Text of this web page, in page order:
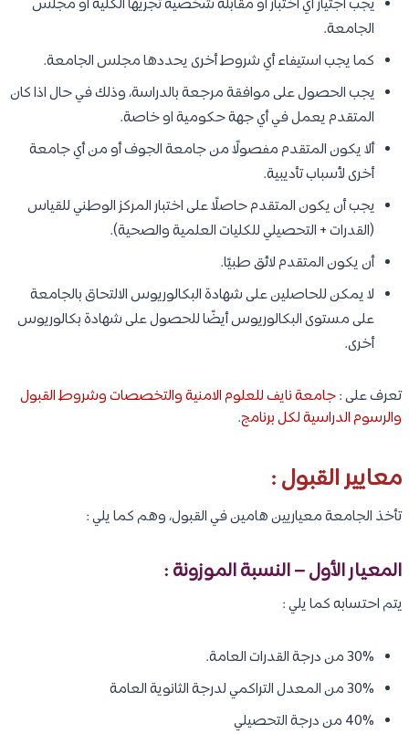
يجب اجتياز أي اختبار أو مقابلة شخصية تجريها الكلية أو مجلس
الجامعة.
كما يجب استيفاء أي شروط أخرى يحددها مجلس الجامعة.
يجب الحصول على موافقة مرجعة بالدراسة، وذلك في حال اذا كان
المتقدم يعمل في أي جهة حكومية او خاصة.
ألا يكون المتقدم مفصولًا من جامعة الجوف أو من أي جامعة
أخرى لأسباب تأديبية.
يجب أن يكون المتقدم حاصلًا على اختبار المركز الوطني للقياس
(القدرات + التحصيلي للكليات العلمية والصحية).
أن يكون المتقدم لائق طبيًا.
لا يمكن للحاصلين على شهادة البكالوريوس الالتحاق بالجامعة
على مستوى البكالوريوس أيضًا للحصول على شهادة بكالوريوس
أخرى.
تعرف على :جامعة نايف للعلوم الامنية والتخصصات وشروط القبول
والرسوم الدراسية لكل برنامج.
معايير القبول :
تأخذ الجامعة معياريين هامين في القبول، وهم كما يلي :
المعيار الأول – النسبة الموزونة :
يتم احتسابه كما يلي :
30% من درجة القدرات العامة.
30% من المعدل التراكمي لدرجة الثانوية العامة
40% من درجة التحصيلي